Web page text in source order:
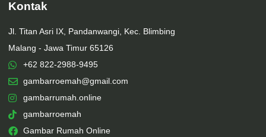
Kontak
Jl. Titan Asri IX, Pandanwangi, Kec. Blimbing
Malang - Jawa Timur 65126
+62 822-2988-9495
gambarroemah@gmail.com
gambarrumah.online
gambarroemah
Gambar Rumah Online